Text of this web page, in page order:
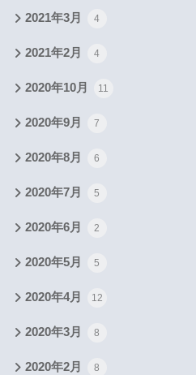
2021年3月 4
2021年2月 4
2020年10月 11
2020年9月 7
2020年8月 6
2020年7月 5
2020年6月 2
2020年5月 5
2020年4月 12
2020年3月 8
2020年2月 8